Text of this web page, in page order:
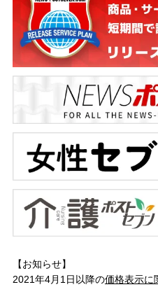
【お知らせ】
2021年4月1日以降の価格表示に